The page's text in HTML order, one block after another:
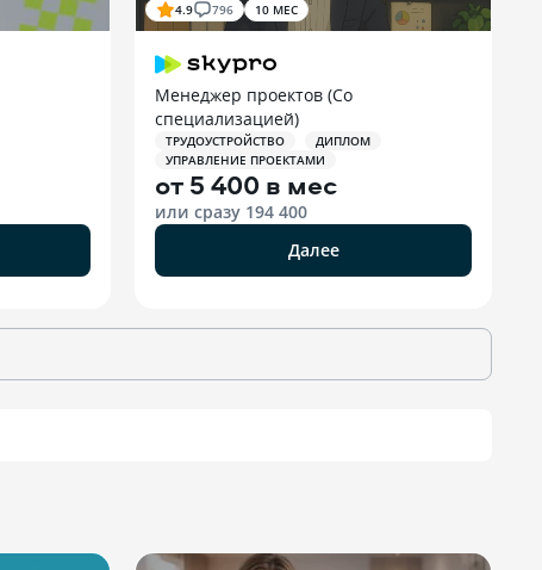
4.9 796 10 МЕС
Менеджер проектов (Со
специализацией)
ТРУДОУСТРОЙСТВО
ДИПЛОМ
УПРАВЛЕНИЕ ПРОЕКТАМИ
от 5 400 в мес
или сразу 194 400
Далее